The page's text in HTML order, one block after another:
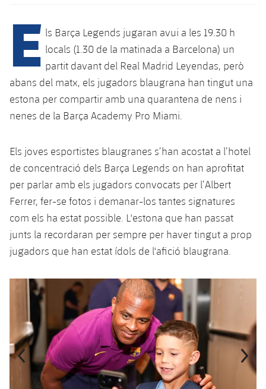
E ls Barça Legends jugaran avui a les 19.30 h
locals (1.30 de la matinada a Barcelona) un
partit davant del Real Madrid Leyendas, però
abans del matx, els jugadors blaugrana han tingut una
estona per compartir amb una quarantena de nens i
nenes de la Barça Academy Pro Miami.
Els joves esportistes blaugranes s’han acostat a l’hotel
de concentració dels Barça Legends on han aprofitat
per parlar amb els jugadors convocats per l’Albert
Ferrer, fer-se fotos i demanar-los tantes signatures
com els ha estat possible. L'estona que han passat
junts la recordaran per sempre per haver tingut a prop
jugadors que han estat ídols de l'afició blaugrana.
Anterior
label.aria.chevronleft